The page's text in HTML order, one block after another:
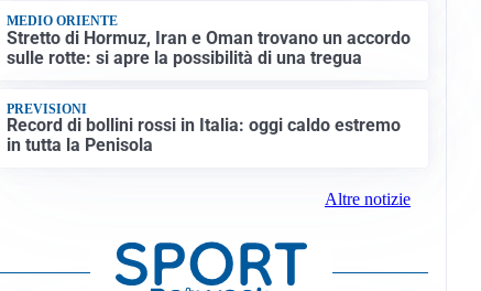
MEDIO ORIENTE
Stretto di Hormuz, Iran e Oman trovano un accordo
sulle rotte: si apre la possibilità di una tregua
PREVISIONI
Record di bollini rossi in Italia: oggi caldo estremo
in tutta la Penisola
Altre notizie